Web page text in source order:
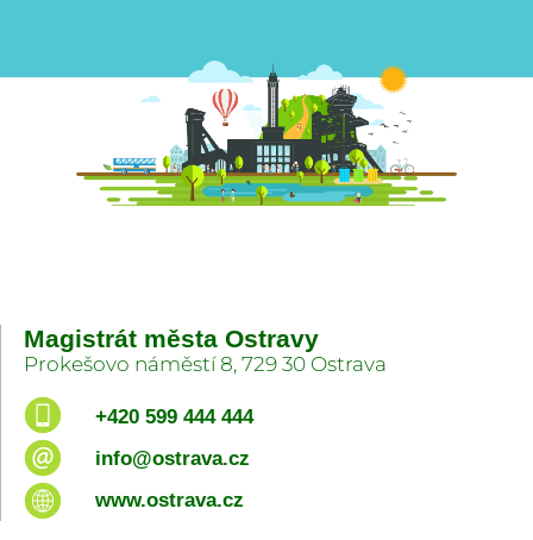
Magistrát města Ostravy
Prokešovo náměstí 8, 729 30 Ostrava
+420 599 444 444
info@ostrava.cz
www.ostrava.cz